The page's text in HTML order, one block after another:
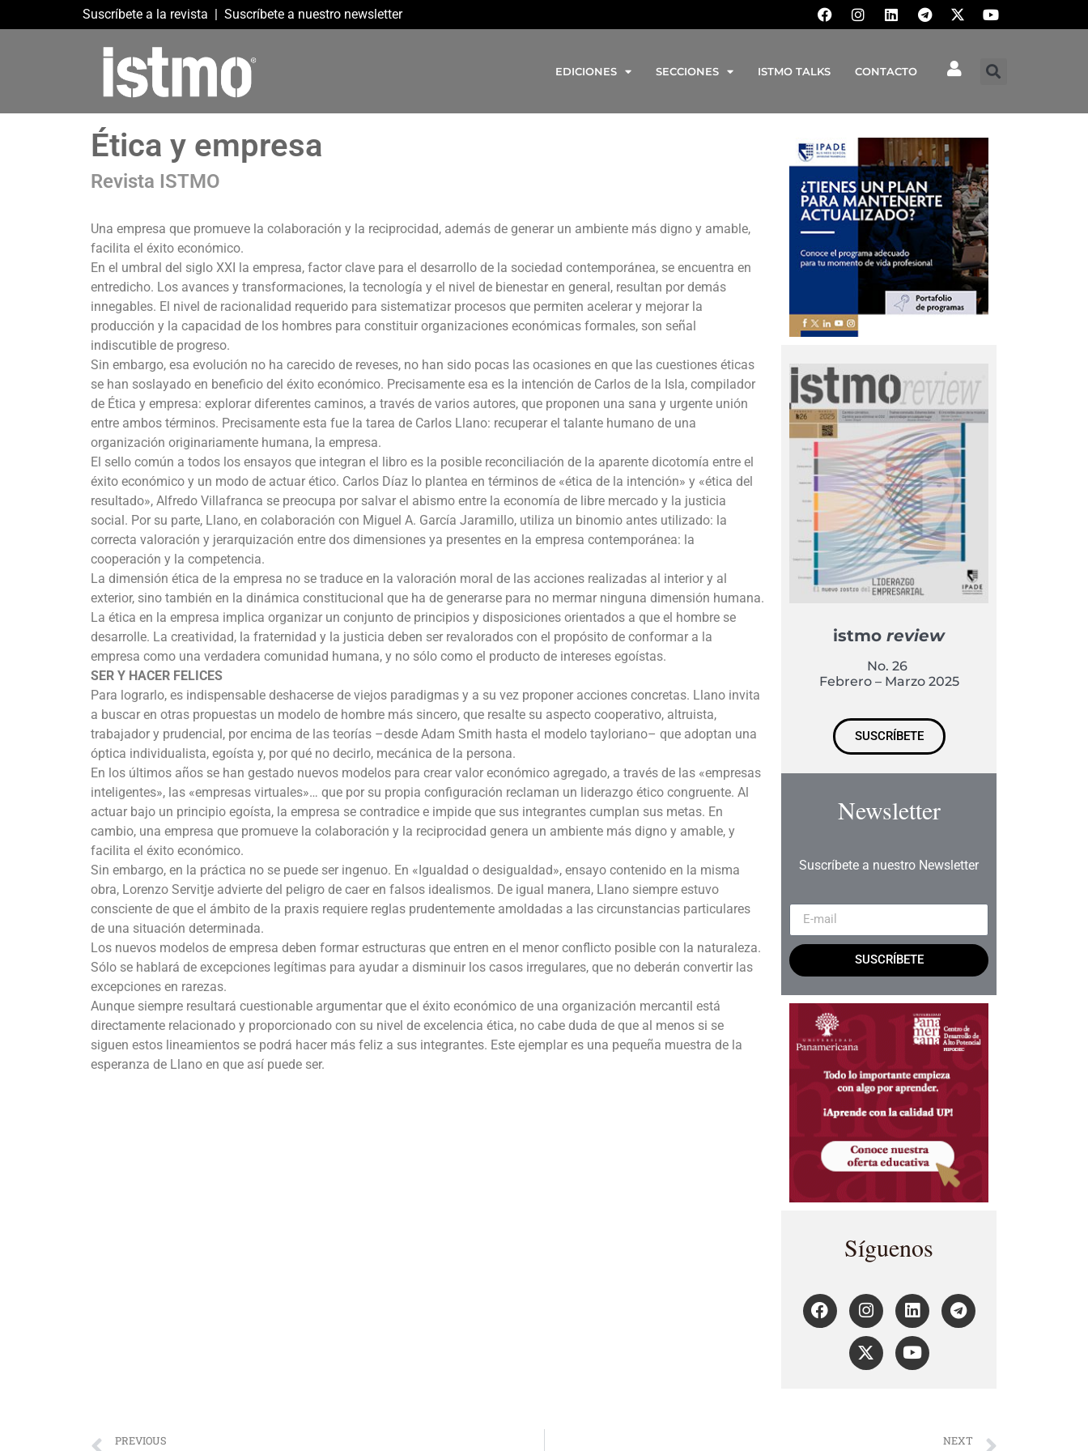
Suscríbete a la revista | Suscríbete a nuestro newsletter
EDICIONES SECCIONES ISTMO TALKS CONTACTO
Ética y empresa
Revista ISTMO
Una empresa que promueve la colaboración y la reciprocidad, además de generar un ambiente más digno y amable,
facilita el éxito económico.
En el umbral del siglo XXI la empresa, factor clave para el desarrollo de la sociedad contemporánea, se encuentra en
entredicho. Los avances y transformaciones, la tecnología y el nivel de bienestar en general, resultan por demás
innegables. El nivel de racionalidad requerido para sistematizar procesos que permiten acelerar y mejorar la
producción y la capacidad de los hombres para constituir organizaciones económicas formales, son señal
indiscutible de progreso.
Sin embargo, esa evolución no ha carecido de reveses, no han sido pocas las ocasiones en que las cuestiones éticas
se han soslayado en beneficio del éxito económico. Precisamente esa es la intención de Carlos de la Isla, compilador
de Ética y empresa: explorar diferentes caminos, a través de varios autores, que proponen una sana y urgente unión
entre ambos términos. Precisamente esta fue la tarea de Carlos Llano: recuperar el talante humano de una
organización originariamente humana, la empresa.
El sello común a todos los ensayos que integran el libro es la posible reconciliación de la aparente dicotomía entre el
éxito económico y un modo de actuar ético. Carlos Díaz lo plantea en términos de «ética de la intención» y «ética del
resultado», Alfredo Villafranca se preocupa por salvar el abismo entre la economía de libre mercado y la justicia
social. Por su parte, Llano, en colaboración con Miguel A. García Jaramillo, utiliza un binomio antes utilizado: la
correcta valoración y jerarquización entre dos dimensiones ya presentes en la empresa contemporánea: la
cooperación y la competencia.
La dimensión ética de la empresa no se traduce en la valoración moral de las acciones realizadas al interior y al
exterior, sino también en la dinámica constitucional que ha de generarse para no mermar ninguna dimensión humana.
La ética en la empresa implica organizar un conjunto de principios y disposiciones orientados a que el hombre se
desarrolle. La creatividad, la fraternidad y la justicia deben ser revalorados con el propósito de conformar a la
empresa como una verdadera comunidad humana, y no sólo como el producto de intereses egoístas.
SER Y HACER FELICES
Para lograrlo, es indispensable deshacerse de viejos paradigmas y a su vez proponer acciones concretas. Llano invita
a buscar en otras propuestas un modelo de hombre más sincero, que resalte su aspecto cooperativo, altruista,
trabajador y prudencial, por encima de las teorías –desde Adam Smith hasta el modelo tayloriano– que adoptan una
óptica individualista, egoísta y, por qué no decirlo, mecánica de la persona.
En los últimos años se han gestado nuevos modelos para crear valor económico agregado, a través de las «empresas
inteligentes», las «empresas virtuales»… que por su propia configuración reclaman un liderazgo ético congruente. Al
actuar bajo un principio egoísta, la empresa se contradice e impide que sus integrantes cumplan sus metas. En
cambio, una empresa que promueve la colaboración y la reciprocidad genera un ambiente más digno y amable, y
facilita el éxito económico.
Sin embargo, en la práctica no se puede ser ingenuo. En «Igualdad o desigualdad», ensayo contenido en la misma
obra, Lorenzo Servitje advierte del peligro de caer en falsos idealismos. De igual manera, Llano siempre estuvo
consciente de que el ámbito de la praxis requiere reglas prudentemente amoldadas a las circunstancias particulares
de una situación determinada.
Los nuevos modelos de empresa deben formar estructuras que entren en el menor conflicto posible con la naturaleza.
Sólo se hablará de excepciones legítimas para ayudar a disminuir los casos irregulares, que no deberán convertir las
excepciones en rarezas.
Aunque siempre resultará cuestionable argumentar que el éxito económico de una organización mercantil está
directamente relacionado y proporcionado con su nivel de excelencia ética, no cabe duda de que al menos si se
siguen estos lineamientos se podrá hacer más feliz a sus integrantes. Este ejemplar es una pequeña muestra de la
esperanza de Llano en que así puede ser.
istmoreview
No. 26
Febrero – Marzo 2025
SUSCRÍBETE
Newsletter
Suscríbete a nuestro Newsletter
SUSCRÍBETE
Síguenos
PREVIOUS NEXT